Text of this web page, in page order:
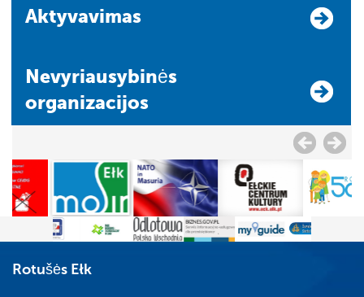
Aktyvavimas
Nevyriausybinės
organizacijos
Rotušės Ełk